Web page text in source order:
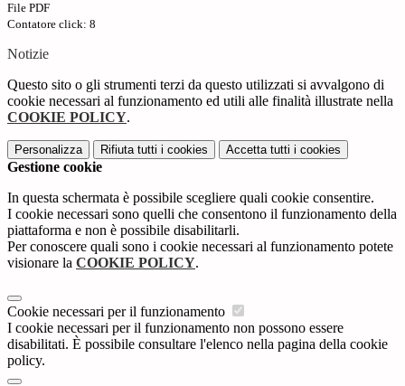
File PDF
Contatore click: 8
Notizie
Questo sito o gli strumenti terzi da questo utilizzati si avvalgono di
cookie necessari al funzionamento ed utili alle finalità illustrate nella
COOKIE POLICY.
Personalizza Rifiuta tutti i cookies Accetta tutti i cookies
Gestione cookie
In questa schermata è possibile scegliere quali cookie consentire.
I cookie necessari sono quelli che consentono il funzionamento della
piattaforma e non è possibile disabilitarli.
Per conoscere quali sono i cookie necessari al funzionamento potete
visionare la COOKIE POLICY.
Cookie necessari per il funzionamento
I cookie necessari per il funzionamento non possono essere
disabilitati. È possibile consultare l'elenco nella pagina della cookie
policy.